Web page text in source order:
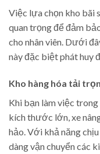
Việc lựa chọn kho bãi
quan trọng để đảm
cho nhân viên. Dưới
này đặc biệt phát huy
Kho hàng hóa tải
Khi bạn làm việc trong
kích thước lớn, xe
hảo. Với khả năng
dàng vận chuyển các